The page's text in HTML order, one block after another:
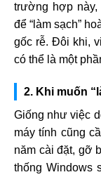
trường hợp
để “làm sạch”
gốc rễ. Đôi khi,
có thể là một
2. Khi muốn
Giống như việc
máy tính cũng
năm cài đặt, gỡ
thống Windows